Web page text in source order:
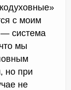
с моим
система
мы
но при
не